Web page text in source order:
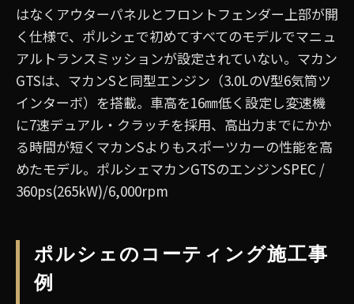
はなくアウターパネルとフロントフェンダー上部が開
く仕様で、ポルシェで初めてすべてのモデルでマニュ
アルトランスミッションが設定されていない。マカン
GTSは、マカンSと同型エンジン（3.0LのV型6気筒ツ
インターボ）を搭載。車高を16㎜低く設定し変速機
に7速デュアル・クラッチを採用、高出力までにかか
る時間が短くマカンSよりもスポーツカーの性能を高
めたモデル。ポルシェマカンGTSのエンジンSPEC /
360ps(265kW)/6,000rpm
ポルシェのコーティング施工事
例